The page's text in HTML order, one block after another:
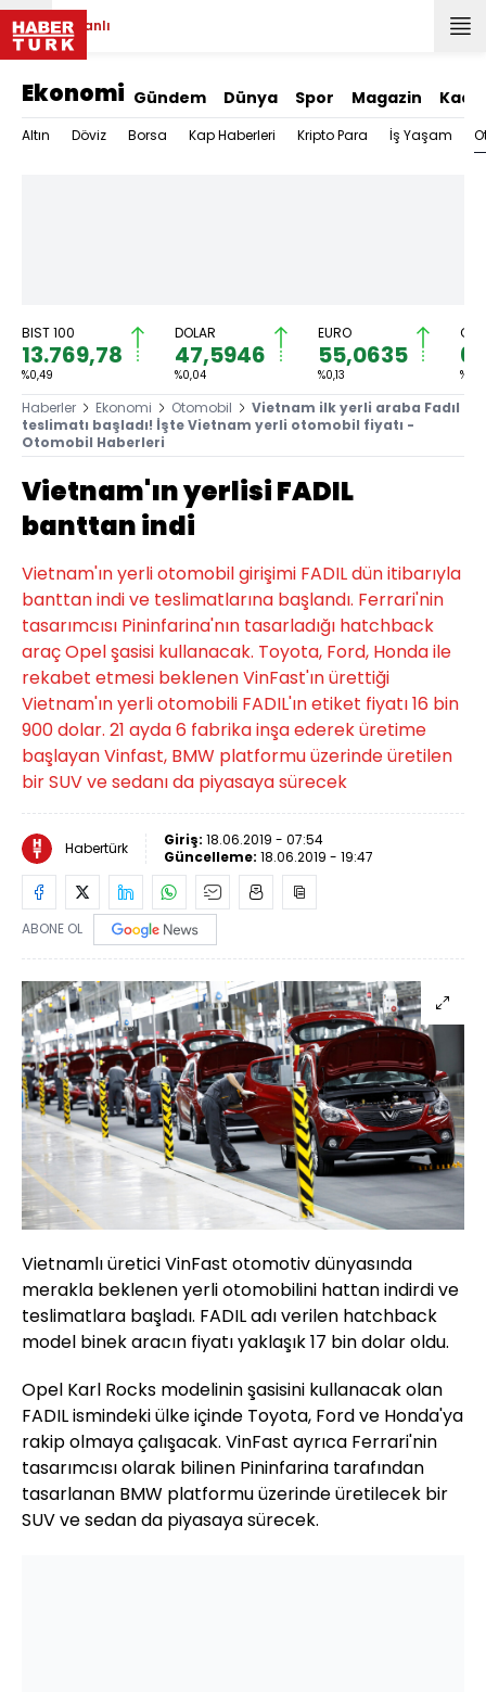
Canlı
Ekonomi Gündem Dünya Spor Magazin
Altın Döviz Borsa Kap Haberleri Kripto Para İş Yaşam
BIST 100
13.769,78
%0,49
DOLAR
47,5946
%0,04
EURO
55,0635
%0,13
Haberler Ekonomi Otomobil
Vietnam ilk yerli araba Fadıl
teslimatı başladı! İşte Vietnam yerli otomobil fiyatı -
Otomobil Haberleri
Vietnam'ın yerlisi FADIL
banttan indi
Vietnam'ın yerli otomobil girişimi FADIL dün itibarıyla
banttan indi ve teslimatlarına başlandı. Ferrari'nin
tasarımcısı Pininfarina'nın tasarladığı hatchback
araç Opel şasisi kullanacak. Toyota, Ford, Honda ile
rekabet etmesi beklenen VinFast'ın ürettiği
Vietnam'ın yerli otomobili FADIL'ın etiket fiyatı 16 bin
900 dolar. 21 ayda 6 fabrika inşa ederek üretime
başlayan Vinfast, BMW platformu üzerinde üretilen
bir SUV ve sedanı da piyasaya sürecek
Habertürk Giriş: 18.06.2019 - 07:54
Güncelleme: 18.06.2019 - 19:47
ABONE OL
Vietnamlı üretici VinFast otomotiv dünyasında
merakla beklenen yerli otomobilini hattan indirdi ve
teslimatlara başladı. FADIL adı verilen hatchback
model binek aracın fiyatı yaklaşık 17 bin dolar oldu.
Opel Karl Rocks modelinin şasisini kullanacak olan
FADIL ismindeki ülke içinde Toyota, Ford ve Honda'ya
rakip olmaya çalışacak. VinFast ayrıca Ferrari'nin
tasarımcısı olarak bilinen Pininfarina tarafından
tasarlanan BMW platformu üzerinde üretilecek bir
SUV ve sedan da piyasaya sürecek.